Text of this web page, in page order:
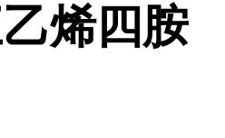
烯四胺